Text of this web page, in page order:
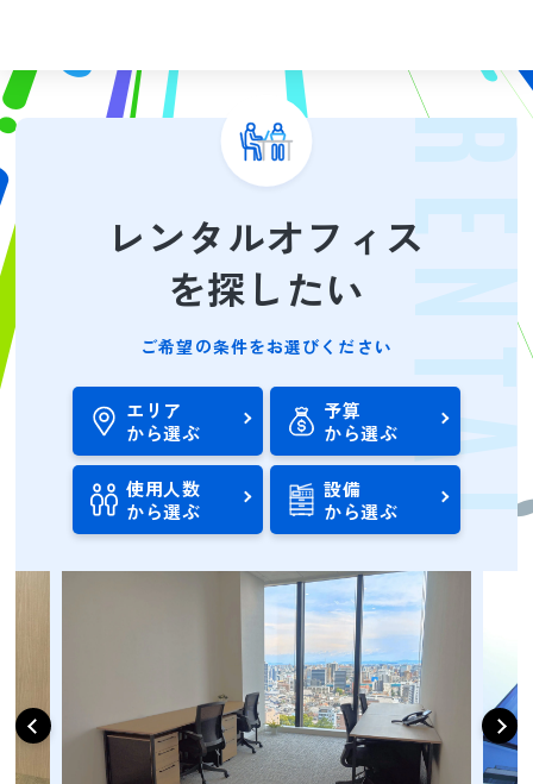
レンタルオフィス
を探したい
ご希望の条件をお選びください
エリア
から選ぶ
予算
から選ぶ
使用人数
から選ぶ
設備
から選ぶ